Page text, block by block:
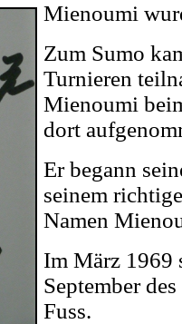
Mienoumi
Zum Sumo
Turnieren
Mienoumi
dort
Er begann
seinem
Namen
Im März 1969
September
Fuss.